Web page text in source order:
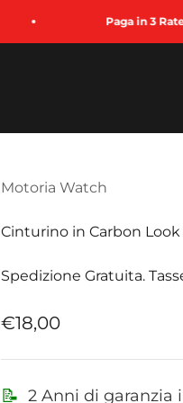
Paga in 3 Rate
Motoria Watch
Cinturino in Carbon Look
Spedizione Gratuita.
Prezzo scontato
€18,00
📝 2 Anni di garanzia